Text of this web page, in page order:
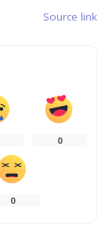
Source link
0
0